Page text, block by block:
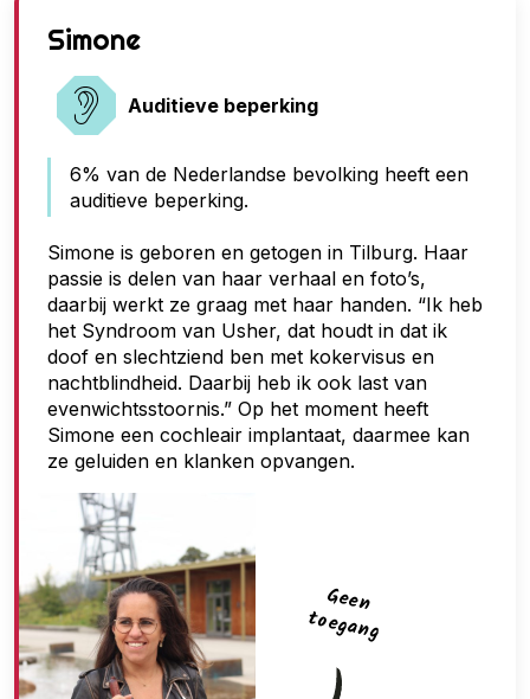
G
e
o
e
g
a
n
g
Simone
Auditieve beperking
6% van de Nederlandse bevolking heeft een
auditieve beperking.
Simone is geboren en getogen in Tilburg. Haar
passie is delen van haar verhaal en foto’s,
daarbij werkt ze graag met haar handen. “Ik heb
het Syndroom van Usher, dat houdt in dat ik
doof en slechtziend ben met kokervisus en
nachtblindheid. Daarbij heb ik ook last van
evenwichtsstoornis.” Op het moment heeft
Simone een cochleair implantaat, daarmee kan
ze geluiden en klanken opvangen.
G
een
toegan
g